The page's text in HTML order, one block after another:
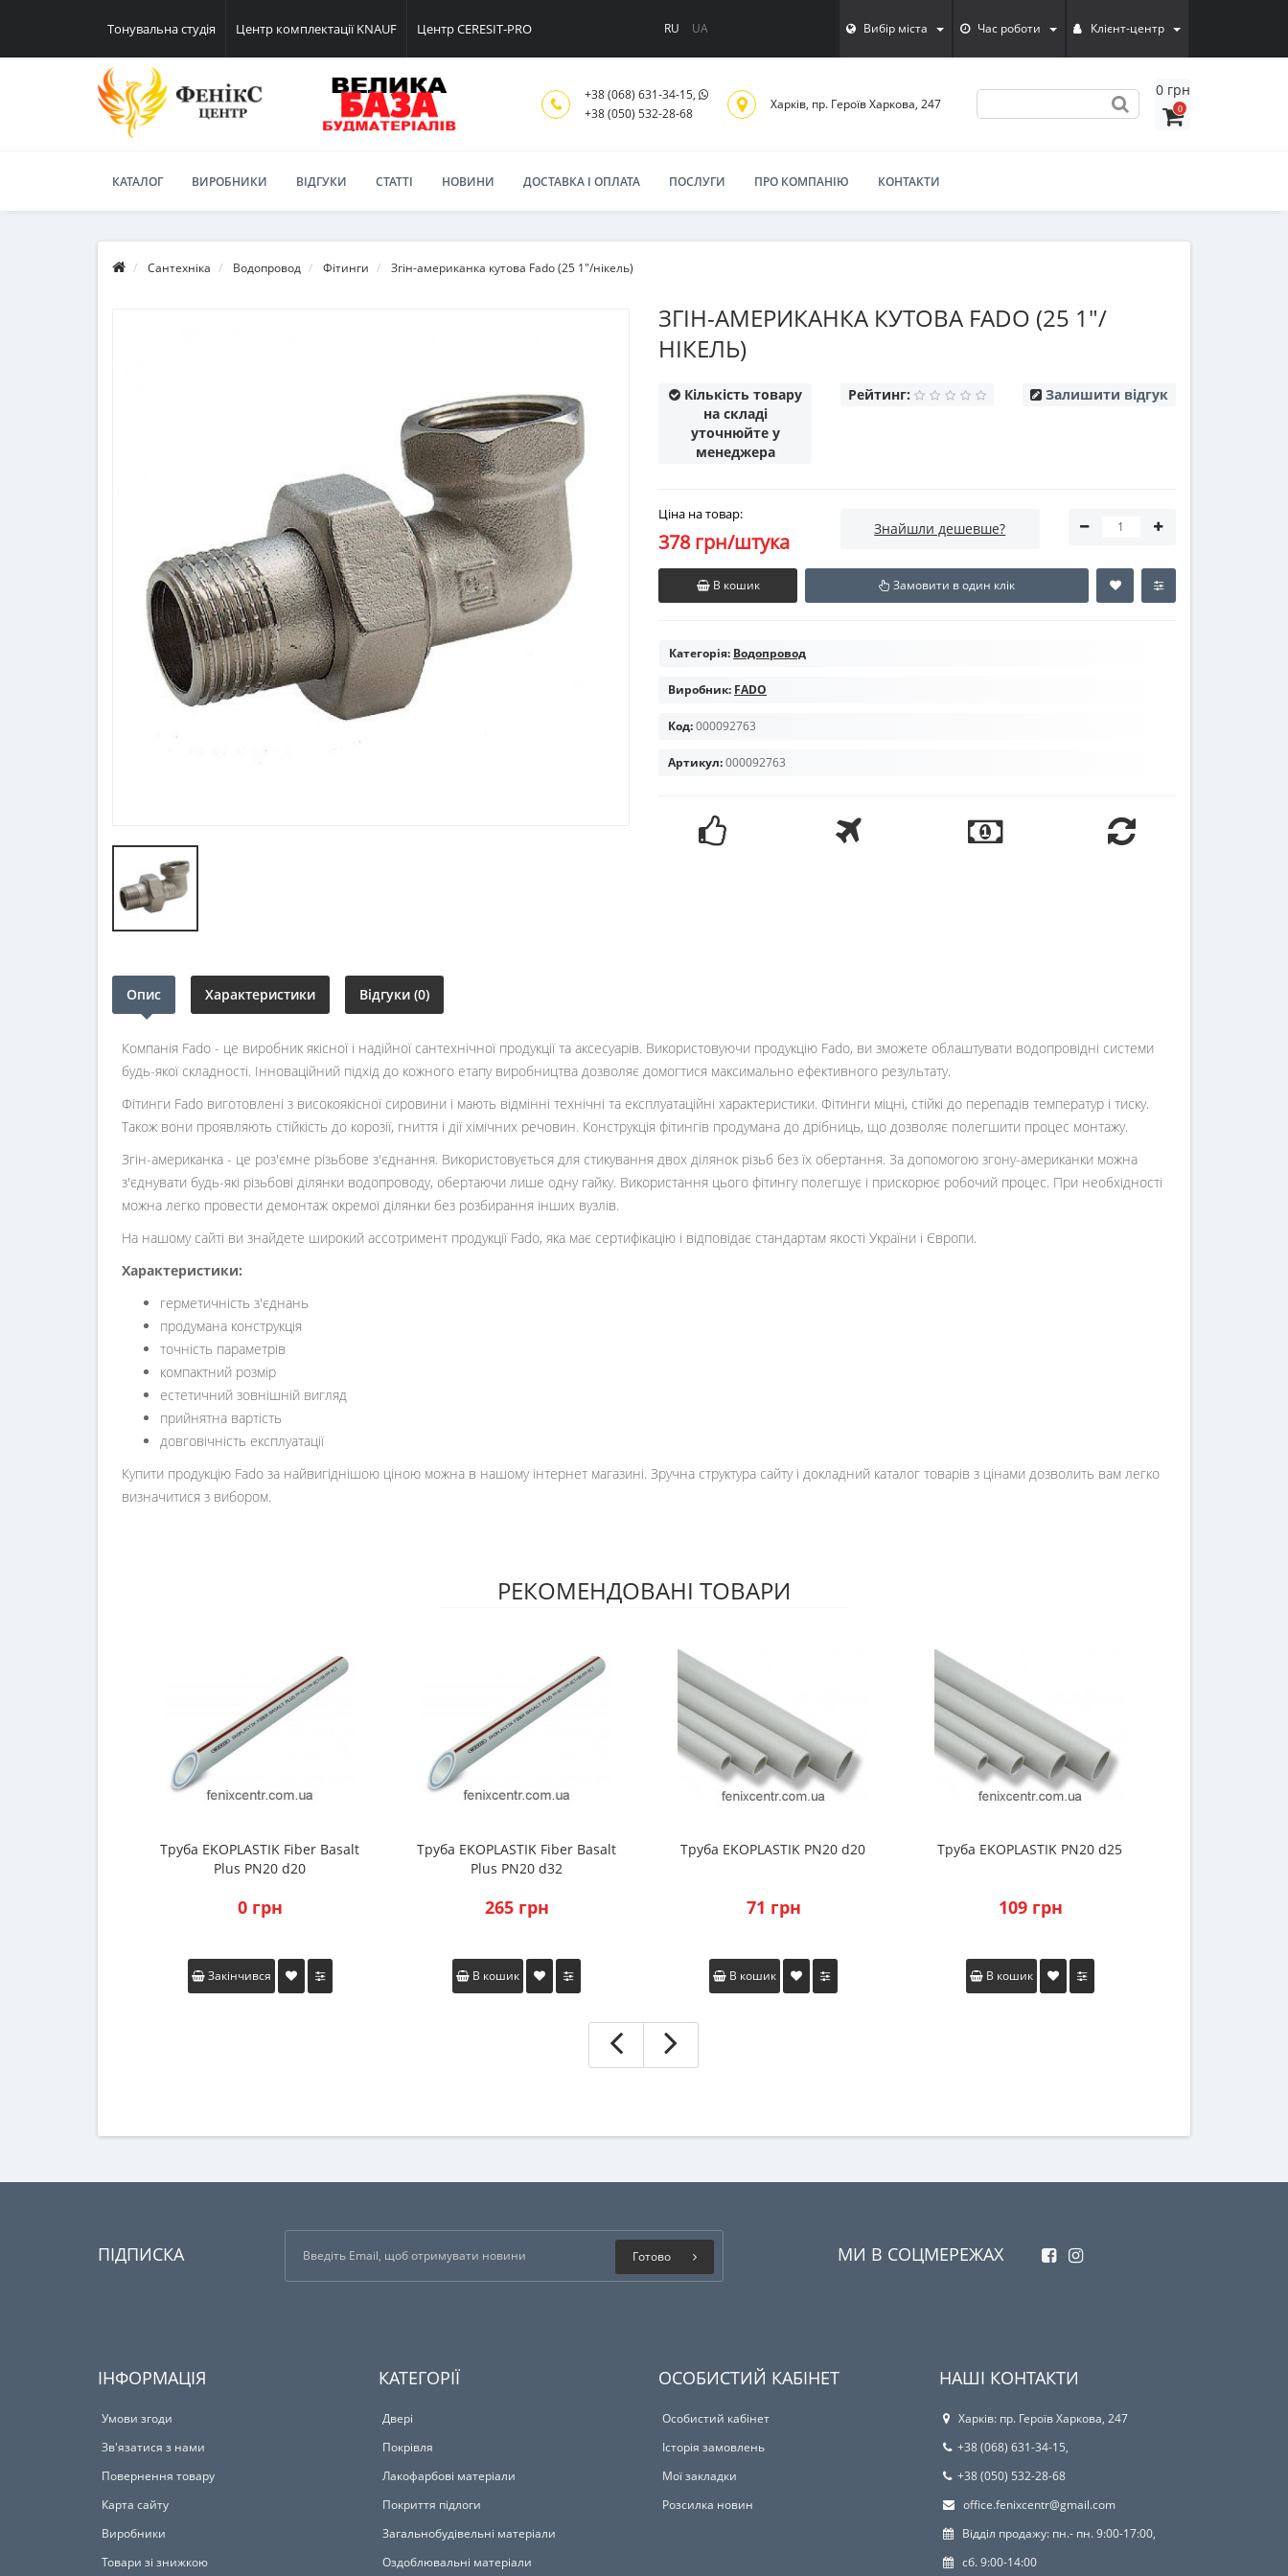
Тонувальна студія Центр комплектації KNAUF Центр CERESIT-PRO RU UA Вибір міста Час роботи Клієнт-центр
+38 (068) 631-34-15,
+38 (050) 532-28-68
Харків, пр. Героїв Харкова, 247
0 грн
0
КАТАЛОГ ВИРОБНИКИ ВІДГУКИ СТАТТІ НОВИНИ ДОСТАВКА І ОПЛАТА ПОСЛУГИ ПРО КОМПАНІЮ КОНТАКТИ
Сантехніка Водопровод Фітинги Згін-американка кутова Fado (25 1"/нікель)
ЗГІН-АМЕРИКАНКА КУТОВА FADO (25 1"/
НІКЕЛЬ)
Кількість товару
на складі
уточнюйте у
менеджера
Рейтинг: Залишити відгук
Ціна на товар:
378 грн/штука
Знайшли дешевше?
В кошик Замовити в один клік
Категорія: Водопровод
Виробник: FADO
Код:000092763
Артикул:000092763
Опис Характеристики Відгуки (0)
Компанія Fado - це виробник якісної і надійної сантехнічної продукції та аксесуарів. Використовуючи продукцію Fado, ви зможете облаштувати водопровідні системи
будь-якої складності. Інноваційний підхід до кожного етапу виробництва дозволяє домогтися максимально ефективного результату.
Фітинги Fado виготовлені з високоякісної сировини і мають відмінні технічні та експлуатаційні характеристики. Фітинги міцні, стійкі до перепадів температур і тиску.
Також вони проявляють стійкість до корозії, гниття і дії хімічних речовин. Конструкція фітингів продумана до дрібниць, що дозволяє полегшити процес монтажу.
Згін-американка - це роз'ємне різьбове з'єднання. Використовується для стикування двох ділянок різьб без їх обертання. За допомогою згону-американки можна
з'єднувати будь-які різьбові ділянки водопроводу, обертаючи лише одну гайку. Використання цього фітингу полегшує і прискорює робочий процес. При необхідності
можна легко провести демонтаж окремої ділянки без розбирання інших вузлів.
На нашому сайті ви знайдете широкий ассотримент продукції Fado, яка має сертифікацію і відповідає стандартам якості України і Європи.
Характеристики:
герметичність з'єднань
продумана конструкція
точність параметрів
компактний розмір
естетичний зовнішній вигляд
прийнятна вартість
довговічність експлуатації
Купити продукцію Fado за найвигіднішою ціною можна в нашому інтернет магазині. Зручна структура сайту і докладний каталог товарів з цінами дозволить вам легко
визначитися з вибором.
РЕКОМЕНДОВАНІ ТОВАРИ
Труба EKOPLASTIK Fiber Basalt
Plus PN20 d20
0 грн
Закінчився
Труба EKOPLASTIK Fiber Basalt
Plus PN20 d32
265 грн
В кошик
Труба EKOPLASTIK PN20 d20
71 грн
В кошик
Труба EKOPLASTIK PN20 d25
109 грн
В кошик
ПІДПИСКА Готово МИ В СОЦМЕРЕЖАХ
ІНФОРМАЦІЯ
Умови згоди
Зв'язатися з нами
Повернення товару
Карта сайту
Виробники
Товари зі знижкою
КАТЕГОРІЇ
Двері
Покрівля
Лакофарбові матеріали
Покриття підлоги
Загальнобудівельні матеріали
Оздоблювальні матеріали
ОСОБИСТИЙ КАБІНЕТ
Особистий кабінет
Історія замовлень
Мої закладки
Розсилка новин
НАШІ КОНТАКТИ
Харків: пр. Героїв Харкова, 247
+38 (068) 631-34-15,
+38 (050) 532-28-68
office.fenixcentr@gmail.com
Відділ продажу: пн.- пн. 9:00-17:00,
сб. 9:00-14:00